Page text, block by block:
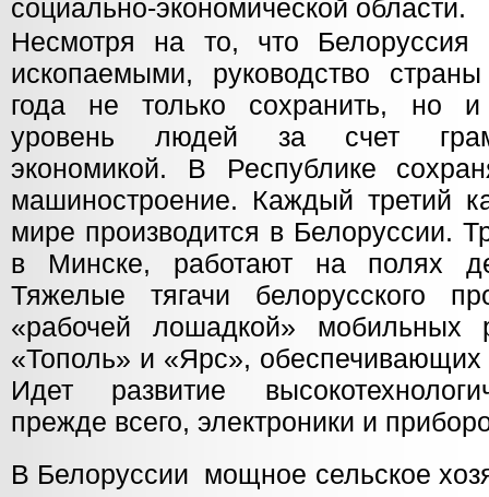
социально-экономической области.
Несмотря на то, что Белоруссия
ископаемыми, руководство
года не только сохранить, но
уровень людей за счет
экономикой. В Республике
машиностроение. Каждый третий
мире производится в Белоруссии.
в Минске, работают на полях
Тяжелые тягачи белорусского
«рабочей лошадкой» мобильных
«Тополь» и «Ярс», обеспечивающих
Идет развитие
прежде всего, электроники и
В Белоруссии мощное сельское